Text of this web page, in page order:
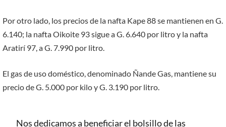
Por otro lado, los precios de la nafta Kape 88 se mantienen en G.
6.140; la nafta Oikoite 93 sigue a G. 6.640 por litro y la nafta
Aratirí 97, a G. 7.990 por litro.
El gas de uso doméstico, denominado Ñande Gas, mantiene su
precio de G. 5.000 por kilo y G. 3.190 por litro.
Nos dedicamos a beneficiar el bolsillo de las